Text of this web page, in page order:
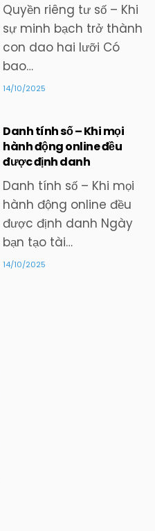
Quyền riêng tư số – Khi
sự minh bạch trở thành
con dao hai lưỡi Có
bao…
14/10/2025
Posted
Danh tính số – Khi mọi
hành động online đều
được định danh
Danh tính số – Khi mọi
hành động online đều
được định danh Ngày
bạn tạo tài…
14/10/2025